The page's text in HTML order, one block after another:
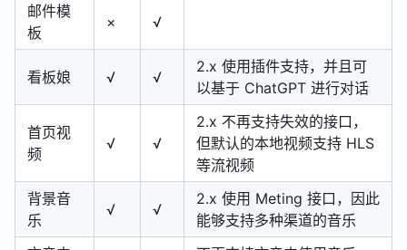
邮件模
板
× √
看板娘 √ √
2.x 使用插件支持，并且可
以基于 ChatGPT 进行对话
首页视
频
√ √
2.x 不再支持失效的接口，
但默认的本地视频支持 HLS
等流视频
背景音
乐
√ √
2.x 使用 Meting 接口，因此
能够支持多种渠道的音乐